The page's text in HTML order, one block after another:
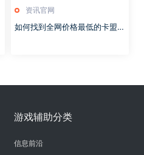
资讯官网
如何找到全网价格最低的卡盟？
游戏辅助分类
信息前沿